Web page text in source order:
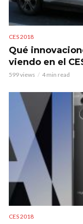
CES 2018
Qué
viendo en el
599 views 4 min read
CES 2018